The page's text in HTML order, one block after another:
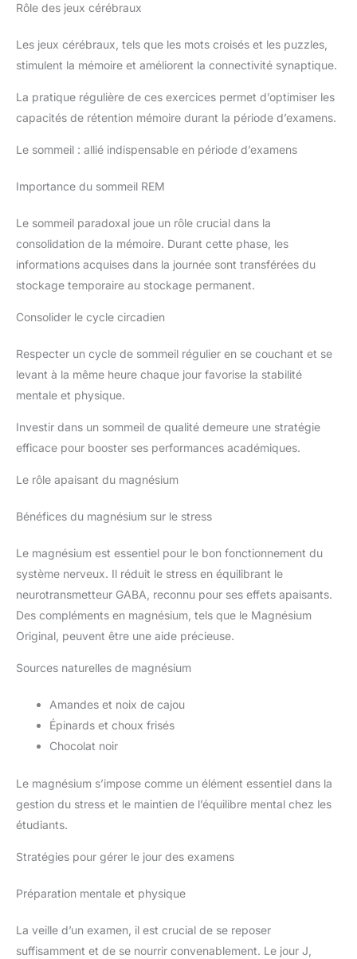
Rôle des jeux cérébraux
Les jeux cérébraux, tels que les mots croisés et les puzzles,
stimulent la mémoire et améliorent la connectivité synaptique.
La pratique régulière de ces exercices permet d’optimiser les
capacités de rétention mémoire durant la période d’examens.
Le sommeil : allié indispensable en période d’examens
Importance du sommeil REM
Le sommeil paradoxal joue un rôle crucial dans la
consolidation de la mémoire. Durant cette phase, les
informations acquises dans la journée sont transférées du
stockage temporaire au stockage permanent.
Consolider le cycle circadien
Respecter un cycle de sommeil régulier en se couchant et se
levant à la même heure chaque jour favorise la stabilité
mentale et physique.
Investir dans un sommeil de qualité demeure une stratégie
efficace pour booster ses performances académiques.
Le rôle apaisant du magnésium
Bénéfices du magnésium sur le stress
Le magnésium est essentiel pour le bon fonctionnement du
système nerveux. Il réduit le stress en équilibrant le
neurotransmetteur GABA, reconnu pour ses effets apaisants.
Des compléments en magnésium, tels que le Magnésium
Original, peuvent être une aide précieuse.
Sources naturelles de magnésium
Amandes et noix de cajou
Épinards et choux frisés
Chocolat noir
Le magnésium s’impose comme un élément essentiel dans la
gestion du stress et le maintien de l’équilibre mental chez les
étudiants.
Stratégies pour gérer le jour des examens
Préparation mentale et physique
La veille d’un examen, il est crucial de se reposer
suffisamment et de se nourrir convenablement. Le jour J,